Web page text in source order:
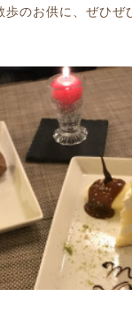
歩のお供に、ぜひ